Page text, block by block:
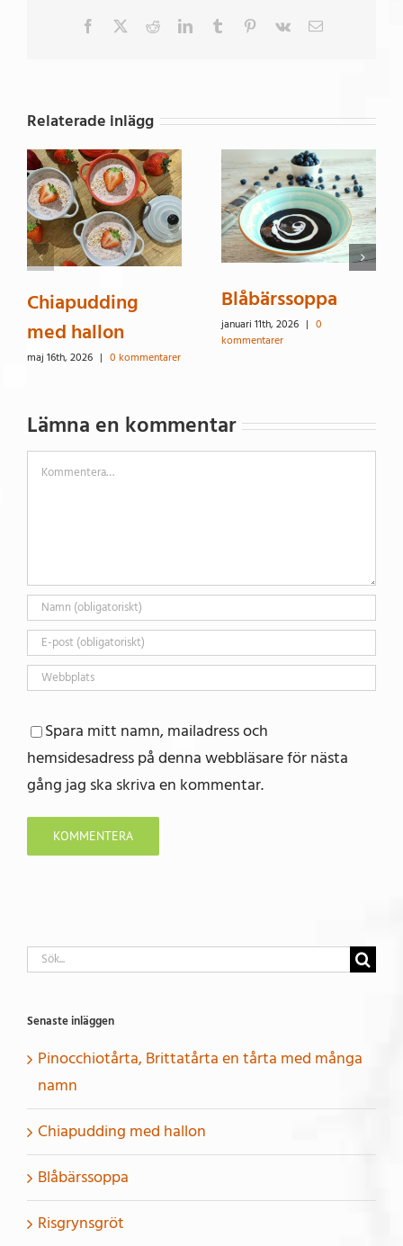
Facebook RedditLinkedInTumblr Pinterest
Vk
E-
Relaterade inlägg
Chiapudding
med hallon
maj 16th, 2026 | 0 kommentarer
Blåbärssoppa
januari 11th, 2026 | 0
kommentarer
Lämna en kommentar
Kommentar
Spara mitt namn, mailadress och
hemsidesadress på denna webbläsare för nästa
gång jag ska skriva en kommentar.
Sök
Senaste inläggen
Pinocchiotårta, Brittatårta en tårta med många
namn
Chiapudding med hallon
Blåbärssoppa
Risgrynsgröt